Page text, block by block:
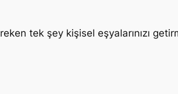
tek şey kişisel eşyalarınızı